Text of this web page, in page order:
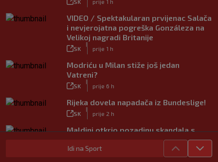
VIDEO / Spektakularan prvijenac Salača
i nevjerojatna pogreška Gonzáleza na
Velikoj nagradi Britanije
SK prije 1 h
Modriću u Milan stiže još jedan
Vatreni?
SK prije 6 h
Rijeka dovela napadača iz Bundeslige!
SK prije 2 h
Maldini otkrio pozadinu skandala s
Pirlom: ‘Povjerenje više ne postoji’
SK
|
prije 3 h
Idi na Sport